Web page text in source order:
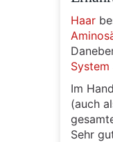
Haar
System
Im
(auch
Sehr